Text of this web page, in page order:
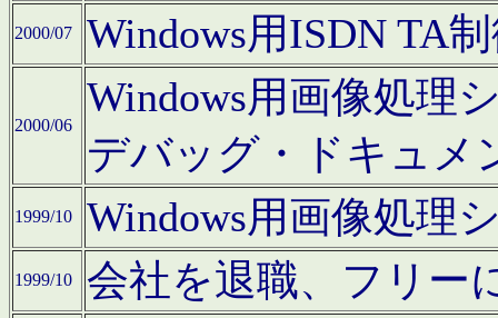
2000/07 Windows用ISDN TA
2000/06
Windows用画像処理
デバッグ・ドキュメ
1999/10 Windows用画像処理
1999/10 会社を退職、フリー